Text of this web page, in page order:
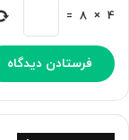
د
د
ه
ش
د
4
×
8
=